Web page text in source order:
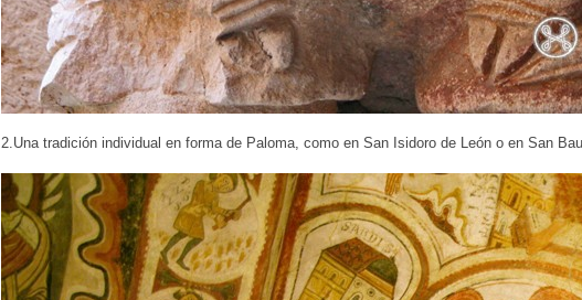
2.Una tradición individual en forma de Paloma, como en San Isidoro de León o en San